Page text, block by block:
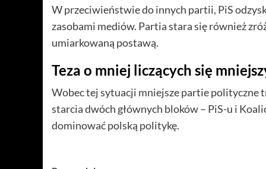
W przeciwieństwie do innych partii, PiS
zasobami mediów. Partia stara się również
umiarkowaną postawą.
Teza o mniej liczących się
Wobec tej sytuacji mniejsze partie polityczne
starcia dwóch głównych bloków – PiS-u i
dominować polską politykę.